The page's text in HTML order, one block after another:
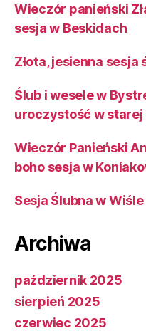
Wieczór panieński
sesja w Beskidach
Złota, jesienna
Ślub i wesele w
uroczystość w
Wieczór Panieński
boho sesja w
Sesja Ślubna w
Archiwa
październik 2025
sierpień 2025
czerwiec 2025